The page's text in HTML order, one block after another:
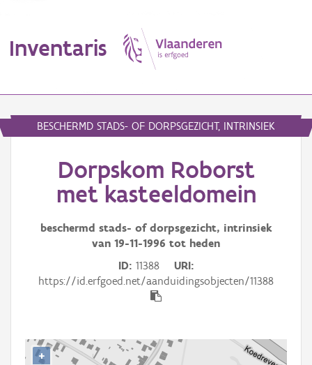
Inventaris
Erfgoedobject
Aanduidingsobject
Waarneming
Gebeurtenis
Downloads
BESCHERMD STADS- OF DORPSGEZICHT, INTRINSIEK
Dorpskom Roborst
met kasteeldomein
beschermd stads- of dorpsgezicht, intrinsiek
van 19-11-1996 tot heden
ID 11388
URI
https://id.erfgoed.net/aanduidingsobjecten/11388
+